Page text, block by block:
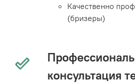
Качественно
(бризеры)
консультация